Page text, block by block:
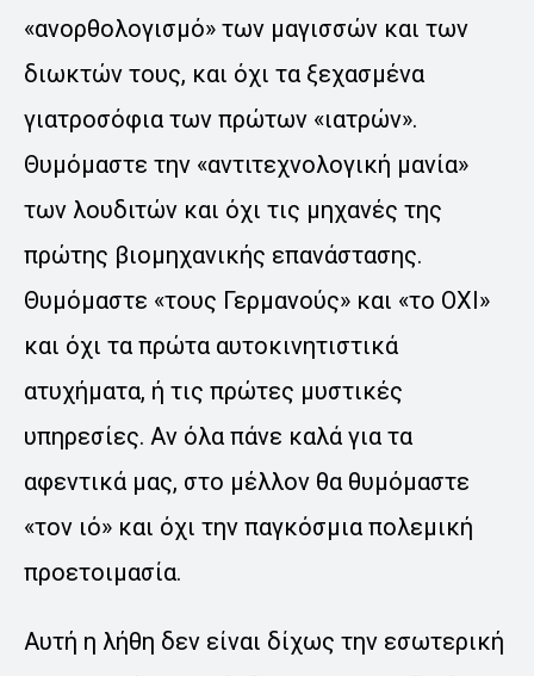
«ανορθολογισμό» των μαγισσών και των
διωκτών τους, και όχι τα ξεχασμένα
γιατροσόφια των πρώτων «ιατρών».
Θυμόμαστε την «αντιτεχνολογική μανία»
των λουδιτών και όχι τις μηχανές της
πρώτης βιομηχανικής επανάστασης.
Θυμόμαστε «τους Γερμανούς» και «το ΟΧΙ»
και όχι τα πρώτα αυτοκινητιστικά
ατυχήματα, ή τις πρώτες μυστικές
υπηρεσίες. Αν όλα πάνε καλά για τα
αφεντικά μας, στο μέλλον θα θυμόμαστε
«τον ιό» και όχι την παγκόσμια πολεμική
προετοιμασία.
Αυτή η λήθη δεν είναι δίχως την εσωτερική